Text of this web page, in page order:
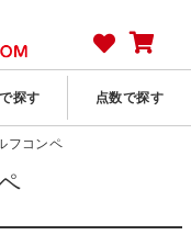
探す 点数で探す
フコンペ